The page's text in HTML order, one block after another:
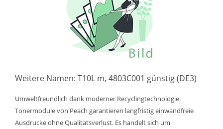
Weitere Namen: T10L m, 4803C001 günstig (DE3)
Umweltfreundlich dank moderner Recyclingtechnologie.
Tonermodule von Peach garantieren langfristig einwandfreie
Ausdrucke ohne Qualitätsverlust. Es handelt sich um